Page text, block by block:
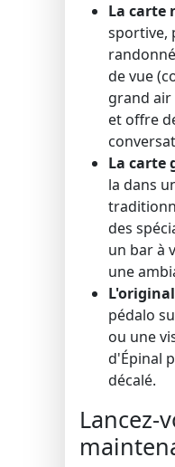
La carte
sportive,
de vue
grand
et offre
La carte
la dans
des
un bar à
une
pédalo
ou une
d'Épinal
décalé.
Lancez-